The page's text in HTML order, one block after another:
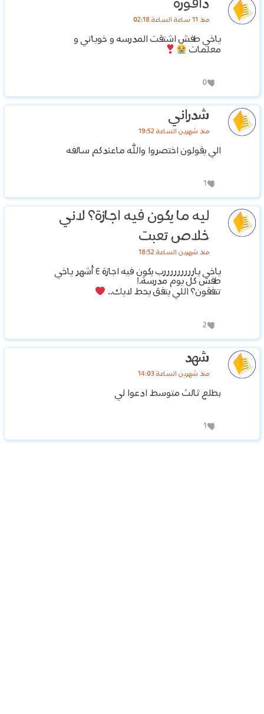
دافوره
منذ 11 ساعة الساعة 02:18
ياخي طفش اشتقت المدرسه و خوياتي و
معلمات
0
شدراني
منذ شهرين الساعة 19:52
الي يقولون اختصروا والله ماعندكم سالفه
1
ليه ما يكون فيه اجازة؟ لاني
خلاص تعبت
منذ شهرين الساعة 18:52
ياخي يارررررررررب يكون فيه اجازة ٤ أشهر ياخي
طفش كل يوم مدرسة.!
تتفقون؟ اللي يتفق يحط لايك..
2
شهد
منذ شهرين الساعة 14:03
بطلع ثالث متوسط ادعوا لي
1